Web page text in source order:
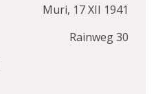
Muri, 17 XII 1941
Rainweg 30